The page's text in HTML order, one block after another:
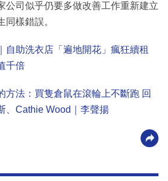
公司似乎仍要多做改善工作重新建立
同樣錯誤。
自助洗衣店「遍地開花」瘋狂續租
千倍
方法：買隻倉鼠在滾輪上不斷跑 回
、Cathie Wood｜李聲揚